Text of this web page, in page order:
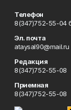
Телефон
8(347)752-55-04
Эл. почта
ataysal90@mail.ru
Редакция
8(347)752-55-08
Приемная
8(347)752-55-08